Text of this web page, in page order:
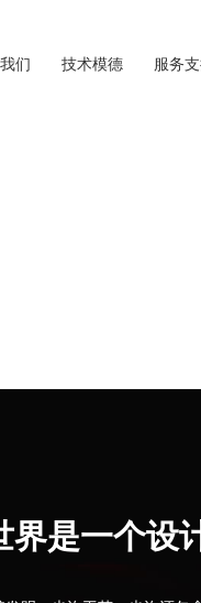
们 技术模德 服务
界是一个设